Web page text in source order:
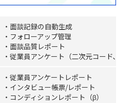
・面談記録の自動生成
・フォローアップ管理
・面談品質レポート
・従業員アンケート（二次元コード、
・従業員アンケートレポート
・インタビュー帳票/レポート
・コンディションレポート（β）